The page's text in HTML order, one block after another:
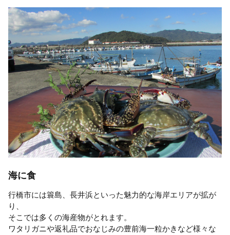
海に食
行橋市には簑島、長井浜といった魅力的な海岸エリアが拡が
り、
そこでは多くの海産物がとれます。
ワタリガニや返礼品でおなじみの豊前海一粒かきなど様々な